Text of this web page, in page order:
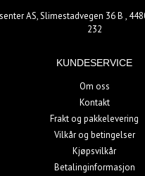
AS, Slimestadvegen 36 B ,
232
KUNDESERVICE
Om oss
Kontakt
Frakt og pakkelevering
Vilkår og betingelser
Kjøpsvilkår
Betalinginformasjon